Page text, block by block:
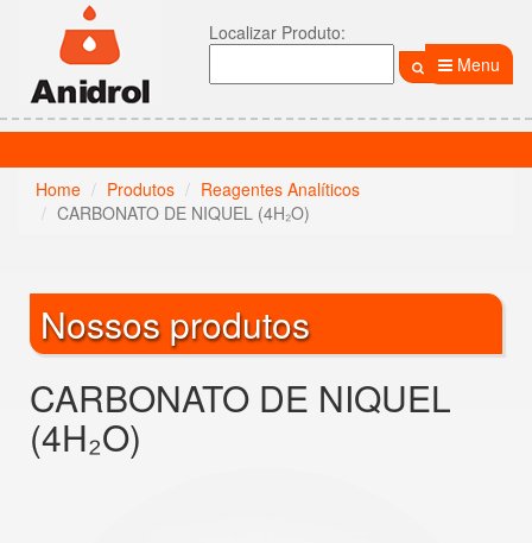
Localizar Produto:
Menu
Home Produtos
Reagentes Analíticos
CARBONATO DE NIQUEL (4H₂O)
Nossos produtos
CARBONATO DE NIQUEL
(4H₂O)